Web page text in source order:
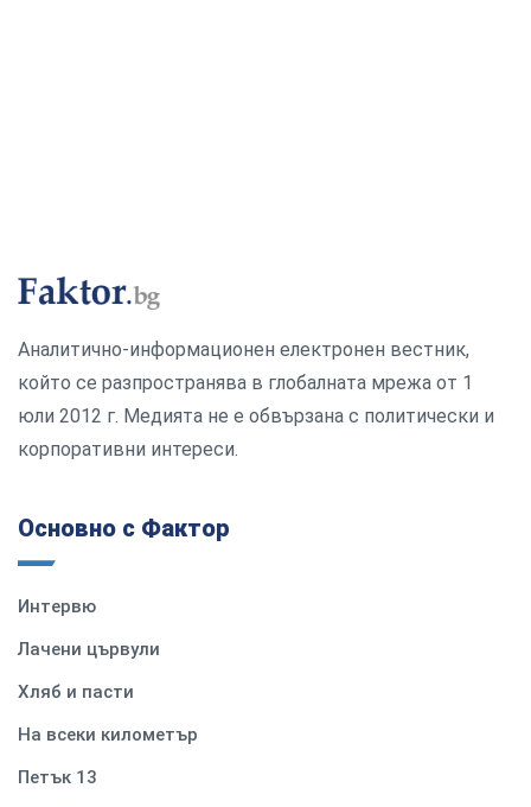
Аналитично-информационен електронен вестник,
който се разпространява в глобалната мрежа от 1
юли 2012 г. Медията не е обвързана с политически и
корпоративни интереси.
Основно с Фактор
Интервю
Лачени цървули
Хляб и пасти
На всеки километър
Петък 13